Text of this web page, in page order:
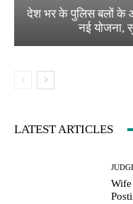
देश भर के पुलिस बलों के
नई योजना,
LATEST ARTICLES